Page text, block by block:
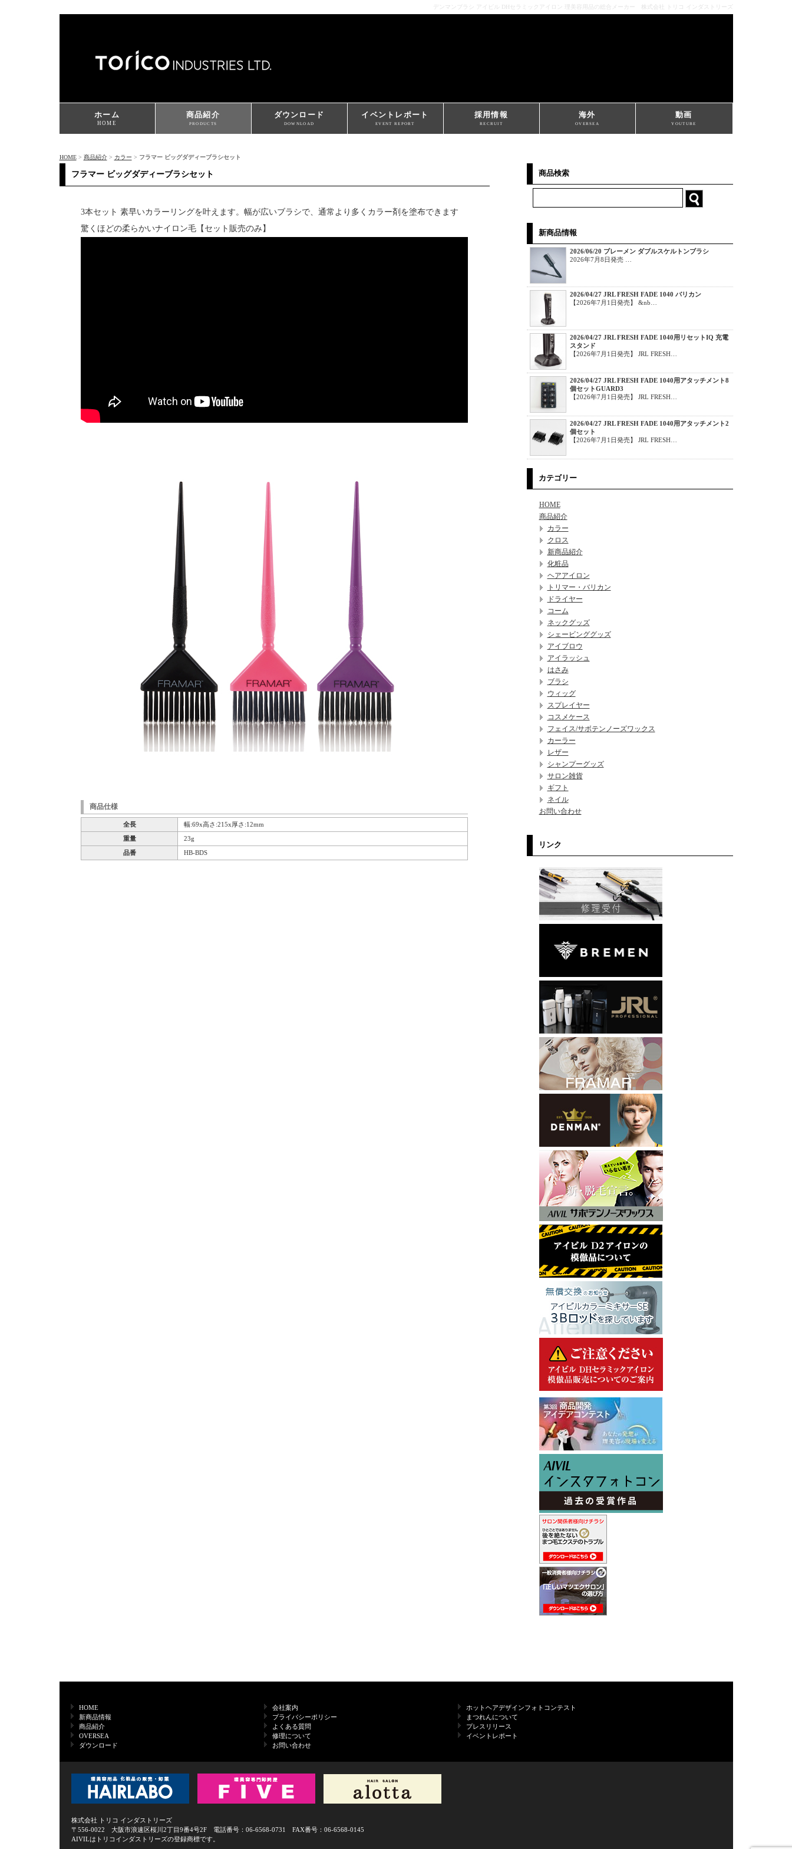
デンマンブラシ アイビル DHセラミックアイロン 理美容用品の総合メーカー 株式会社 トリコ インダストリーズ
ホーム
HOME
商品紹介
PRODUCTS
ダウンロード
DOWNLOAD
イベントレポート
EVENT REPORT
採用情報
RECRUIT
海外
OVERSEA
動画
YOUTUBE
HOME> 商品紹介> カラー > フラマー ビッグダディーブラシセット
フラマー ビッグダディーブラシセット
3本セット 素早いカラーリングを叶えます。幅が広いブラシで、通常より多くカラー剤を塗布できます
驚くほどの柔らかいナイロン毛【セット販売のみ】
商品仕様
全長 幅:69x高さ:215x厚さ:12mm
重量 23g
品番 HB-BDS
商品検索
新商品情報
2026/06/20 ブレーメン ダブルスケルトンブラシ
2026年7月8日発売 …
2026/04/27 JRL FRESH FADE 1040 バリカン
【2026年7月1日発売】 &nb…
2026/04/27 JRL FRESH FADE 1040用リセットIQ 充電
スタンド
【2026年7月1日発売】 JRL FRESH…
2026/04/27 JRL FRESH FADE 1040用アタッチメント8
個セットGUARD3
【2026年7月1日発売】 JRL FRESH…
2026/04/27 JRL FRESH FADE 1040用アタッチメント2
個セット
【2026年7月1日発売】 JRL FRESH…
カテゴリー
HOME
商品紹介
カラー
クロス
新商品紹介
化粧品
ヘアアイロン
トリマー・バリカン
ドライヤー
コーム
ネックグッズ
シェービンググッズ
アイブロウ
アイラッシュ
はさみ
ブラシ
ウィッグ
スプレイヤー
コスメケース
フェイス/サボテンノーズワックス
カーラー
レザー
シャンプーグッズ
サロン雑貨
ギフト
ネイル
お問い合わせ
リンク
HOME
新商品情報
商品紹介
OVERSEA
ダウンロード
会社案内
プライバシーポリシー
よくある質問
修理について
お問い合わせ
ホットヘアデザインフォトコンテスト
まつれんについて
プレスリリース
イベントレポート
株式会社 トリコ インダストリーズ
〒556-0022 大阪市浪速区桜川2丁目9番4号2F 電話番号：06-6568-0731 FAX番号：06-6568-0145
AIVILはトリコインダストリーズの登録商標です。